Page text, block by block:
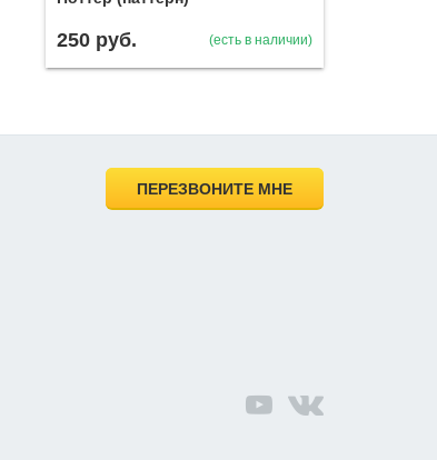
250 руб. (есть в наличии)
ПЕРЕЗВОНИТЕ МНЕ